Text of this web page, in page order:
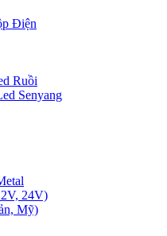
Điện
Ruồi
Senyang
24V)
Mỹ)